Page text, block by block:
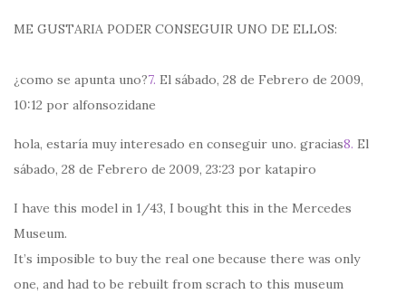
ME GUSTARIA PODER CONSEGUIR UNO DE ELLOS:
¿como se apunta uno?7. El sábado, 28 de Febrero de 2009,
10:12 por alfonsozidane
hola, estaría muy interesado en conseguir uno. gracias8. El
sábado, 28 de Febrero de 2009, 23:23 por katapiro
I have this model in 1/43, I bought this in the Mercedes
Museum.
It’s imposible to buy the real one because there was only
one, and had to be rebuilt from scrach to this museum